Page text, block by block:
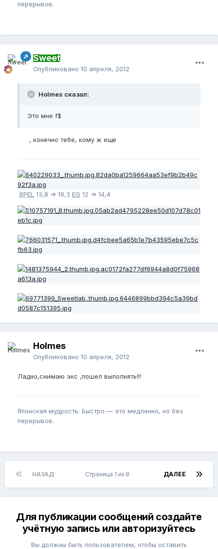
перерывов.
Sweet
Опубликовано 10 апреля, 2012
Holmes сказал:
Это мне f$
, конечно тебе, кому ж еще
BPEL 13,8 => 19,3 EG 12 => 14,4
Holmes
Опубликовано 10 апреля, 2012
Ладно,снимаю экс ,пошел выполнять!!!
Японская мудрость: Быстро — это медленно, но без
перерывов.
НАЗАД ДАЛЕЕ
Страница 1 из 8
Для публикации сообщений создайте
учётную запись или авторизуйтесь
Вы должны быть пользователем, чтобы оставить